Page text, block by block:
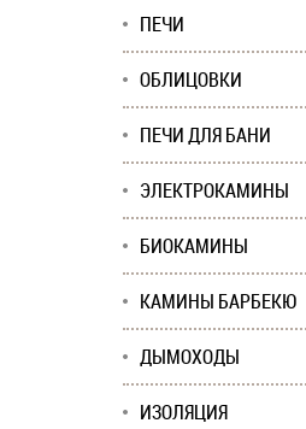
ПЕЧИ
ОБЛИЦОВКИ
ПЕЧИ ДЛЯ БАНИ
ЭЛЕКТРОКАМИНЫ
БИОКАМИНЫ
КАМИНЫ БАРБЕКЮ
ДЫМОХОДЫ
ИЗОЛЯЦИЯ